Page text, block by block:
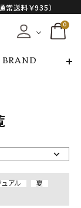
送料￥935）
0
BRAND
ュアル
夏